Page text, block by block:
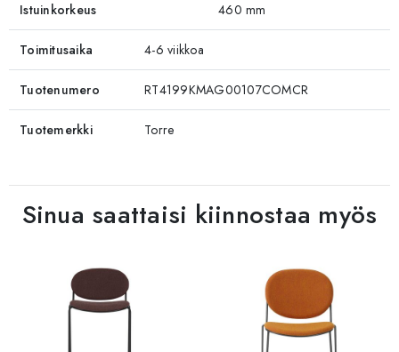
Istuinkorkeus 460 mm
Toimitusaika 4-6 viikkoa
Tuotenumero RT4199KMAG00107COMCR
Tuotemerkki Torre
Sinua saattaisi kiinnostaa myös